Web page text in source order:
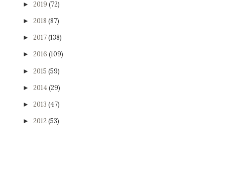
► 2019 (72)
► 2018 (87)
► 2017(138)
► 2016 (109)
► 2015 (59)
► 2014(29)
► 2013 (47)
► 2012 (53)